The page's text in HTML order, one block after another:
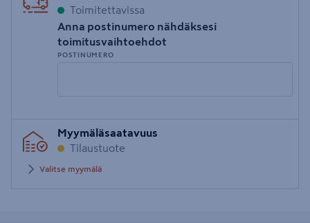
Toimitettavissa
Anna postinumero nähdäksesi
toimitusvaihtoehdot
POSTINUMERO
postinumero
Myymäläsaatavuus
Tilaustuote
Valitse myymälä